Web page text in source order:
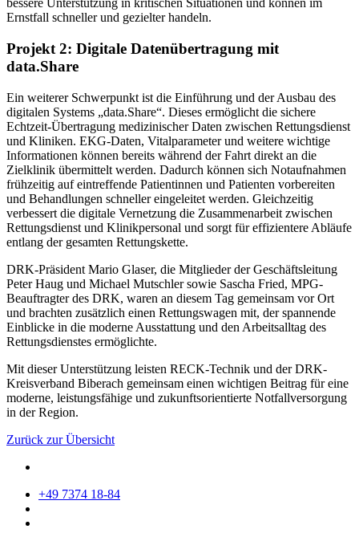
bessere Unterstützung in kritischen Situationen und können im
Ernstfall schneller und gezielter handeln.
Projekt 2: Digitale Datenübertragung mit
data.Share
Ein weiterer Schwerpunkt ist die Einführung und der Ausbau des
digitalen Systems „data.Share“. Dieses ermöglicht die sichere
Echtzeit-Übertragung medizinischer Daten zwischen Rettungsdienst
und Kliniken. EKG-Daten, Vitalparameter und weitere wichtige
Informationen können bereits während der Fahrt direkt an die
Zielklinik übermittelt werden. Dadurch können sich Notaufnahmen
frühzeitig auf eintreffende Patientinnen und Patienten vorbereiten
und Behandlungen schneller eingeleitet werden. Gleichzeitig
verbessert die digitale Vernetzung die Zusammenarbeit zwischen
Rettungsdienst und Klinikpersonal und sorgt für effizientere Abläufe
entlang der gesamten Rettungskette.
DRK-Präsident Mario Glaser, die Mitglieder der Geschäftsleitung
Peter Haug und Michael Mutschler sowie Sascha Fried, MPG-
Beauftragter des DRK, waren an diesem Tag gemeinsam vor Ort
und brachten zusätzlich einen Rettungswagen mit, der spannende
Einblicke in die moderne Ausstattung und den Arbeitsalltag des
Rettungsdienstes ermöglichte.
Mit dieser Unterstützung leisten RECK-Technik und der DRK-
Kreisverband Biberach gemeinsam einen wichtigen Beitrag für eine
moderne, leistungsfähige und zukunftsorientierte Notfallversorgung
in der Region.
Zurück zur Übersicht
+49 7374 18-84